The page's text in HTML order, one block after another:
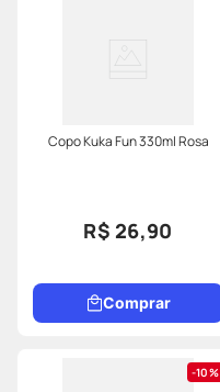
Copo Kuka Fun 330ml Rosa
R$ 26,90
Comprar
10%